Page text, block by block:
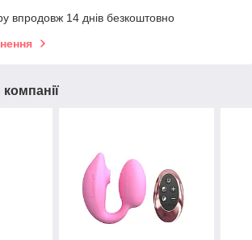
впродовж 14 днів безкоштовно